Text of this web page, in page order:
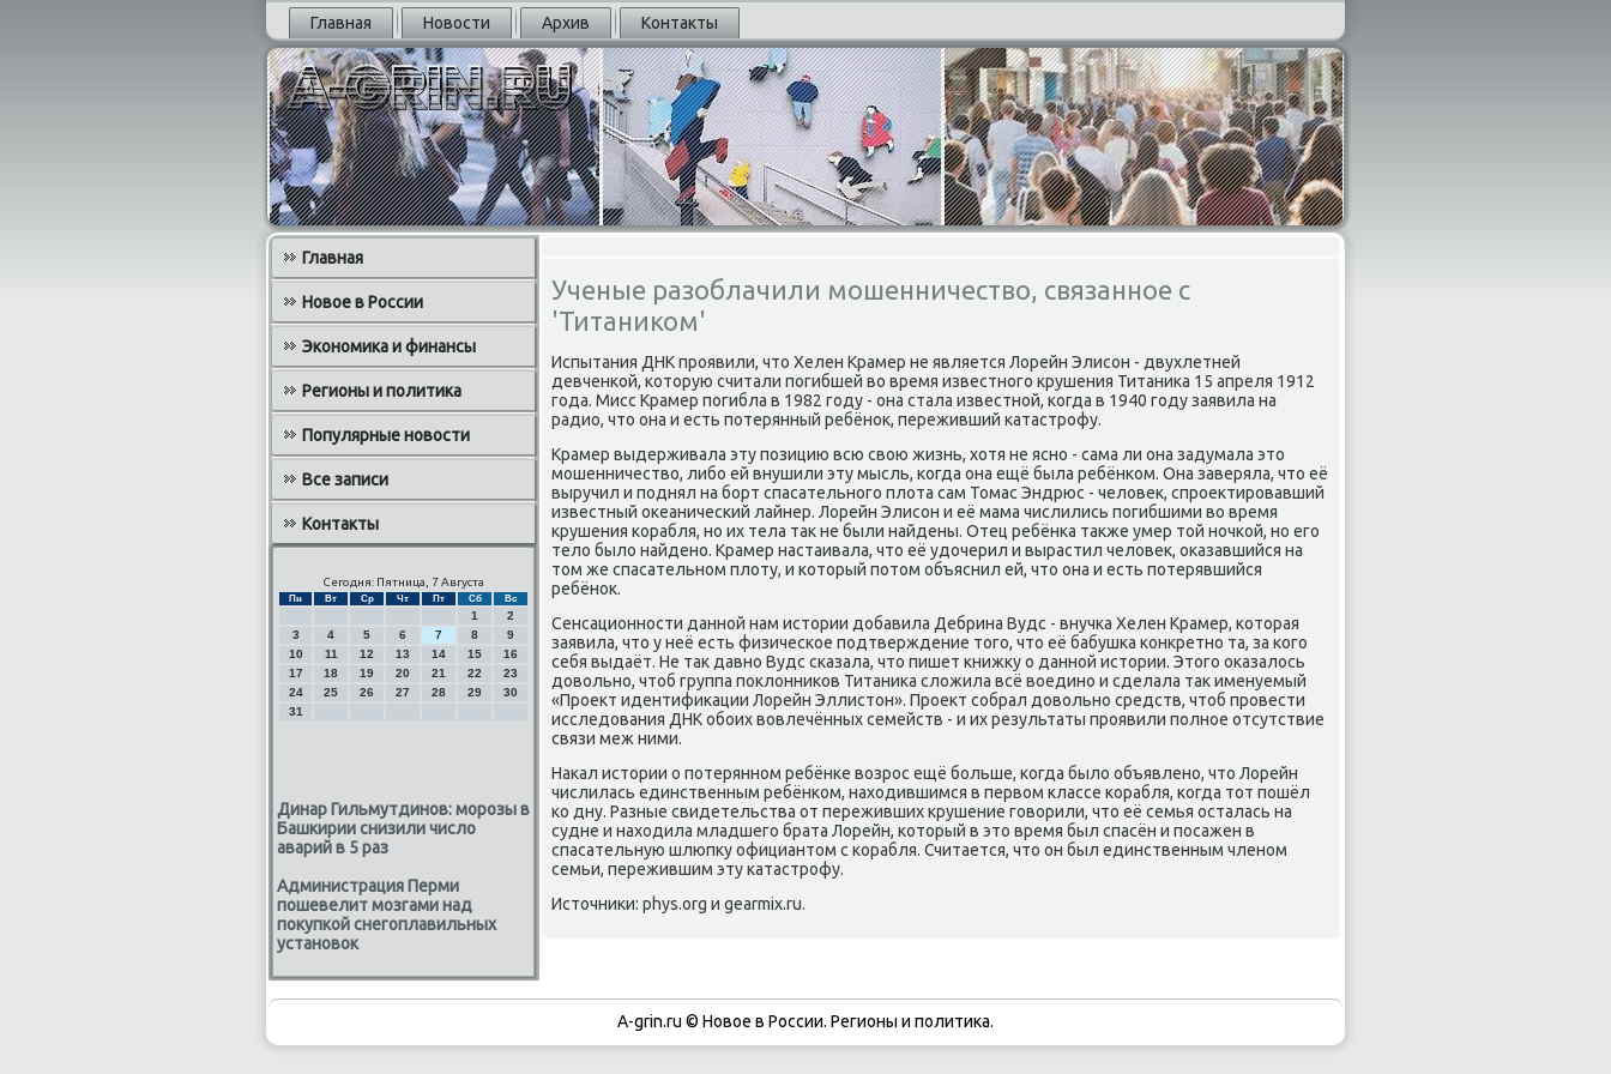
Главная Новости Архив Контакты
Главная
Новое в России
Экономика и финансы
Регионы и политика
Популярные новости
Все записи
Контакты
Сегодня: Пятница, 7 Августа
Пн Вт Ср Чт Пт Сб Вс
1
2
3
4 5 6 7 8
9
10
11 12 13 14 15
16
17
18 19 20 21 22
23
24
25 26 27 28 29
30
31
Динар Гильмутдинов: морозы в
Башкирии снизили число
аварий в 5 раз
Администрация Перми
пошевелит мозгами над
покупкой снегоплавильных
установок
Ученые разоблачили мошенничество, связанное с
'Титаником'
Испытания ДНК проявили, что Хелен Крамер не является Лорейн Элисон - двухлетней
девченкой, которую считали погибшей во время известного крушения Титаника 15 апреля 1912
года. Мисс Крамер погибла в 1982 году - она стала известной, когда в 1940 году заявила на
радио, что она и есть потерянный ребёнок, переживший катастрофу.
Крамер выдерживала эту позицию всю свою жизнь, хотя не ясно - сама ли она задумала это
мошенничество, либо ей внушили эту мысль, когда она ещё была ребёнком. Она заверяла, что её
выручил и поднял на борт спасательного плота сам Томас Эндрюс - человек, спроектировавший
известный океанический лайнер. Лорейн Элисон и её мама числились погибшими во время
крушения корабля, но их тела так не были найдены. Отец ребёнка также умер той ночкой, но его
тело было найдено. Крамер настаивала, что её удочерил и вырастил человек, оказавшийся на
том же спасательном плоту, и который потом объяснил ей, что она и есть потерявшийся
ребёнок.
Сенсационности данной нам истории добавила Дебрина Вудс - внучка Хелен Крамер, которая
заявила, что у неё есть физическое подтверждение того, что её бабушка конкретно та, за кого
себя выдаёт. Не так давно Вудс сказала, что пишет книжку о данной истории. Этого оказалось
довольно, чтоб группа поклонников Титаника сложила всё воедино и сделала так именуемый
«Проект идентификации Лорейн Эллистон». Проект собрал довольно средств, чтоб провести
исследования ДНК обоих вовлечённых семейств - и их результаты проявили полное отсутствие
связи меж ними.
Накал истории о потерянном ребёнке возрос ещё больше, когда было объявлено, что Лорейн
числилась единственным ребёнком, находившимся в первом классе корабля, когда тот пошёл
ко дну. Разные свидетельства от переживших крушение говорили, что её семья осталась на
судне и находила младшего брата Лорейн, который в это время был спасён и посажен в
спасательную шлюпку официантом с корабля. Считается, что он был единственным членом
семьи, пережившим эту катастрофу.
Источники: phys.org и gearmix.ru.
A-grin.ru © Новое в России. Регионы и политика.